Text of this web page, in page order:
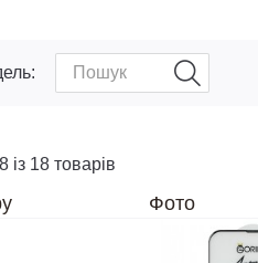
із 18 товарів
Фото